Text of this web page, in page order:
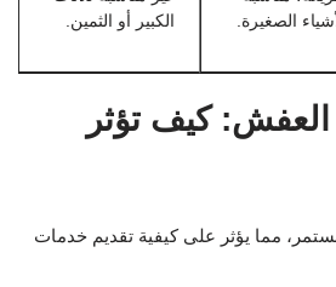
الصغيرة.
الكبير أو الثمين.
العفش: كيف تؤثر
مما يؤثر على كيفية تقديم خدمات